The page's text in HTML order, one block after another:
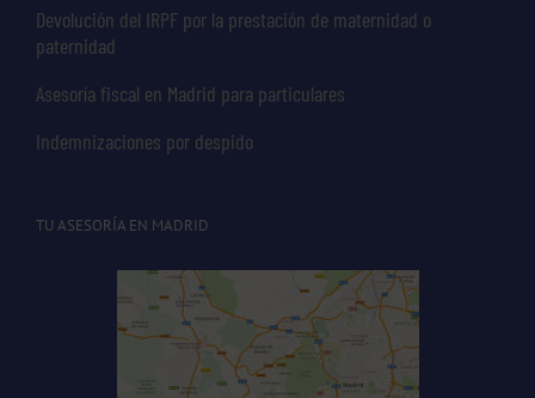
Devolución del IRPF por la prestación de maternidad o
paternidad
Asesoría fiscal en Madrid para particulares
Indemnizaciones por despido
TU ASESORÍA EN MADRID